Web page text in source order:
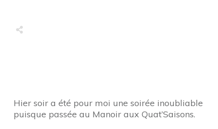
Hier soir a été pour moi une soirée inoubliable
puisque passée au Manoir aux Quat’Saisons.